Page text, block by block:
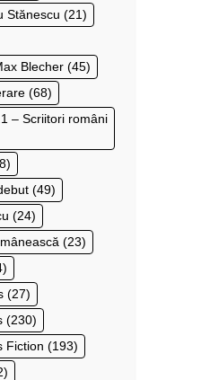
Stănescu (21)
Blecher (45)
(68)
– Scriitori români
(49)
(24)
(23)
(27)
(230)
Fiction (193)